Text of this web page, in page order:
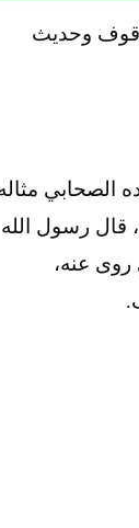
وحديث
الصحابي
قال رسول الله
عنه،